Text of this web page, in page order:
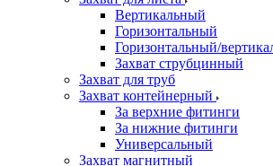
Вертикальный
Горизонтальный
Горизонтальный/
Захват струбцинный
Захват для труб
Захват контейнерный
За верхние фитинги
За нижние фитинги
Универсальный
Захват магнитный